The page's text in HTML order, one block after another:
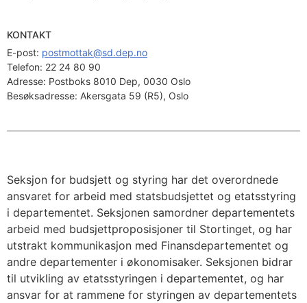
KONTAKT
E-post: postmottak@sd.dep.no
Telefon: 22 24 80 90
Adresse: Postboks 8010 Dep, 0030 Oslo
Besøksadresse: Akersgata 59 (R5), Oslo
Seksjon for budsjett og styring har det overordnede
ansvaret for arbeid med statsbudsjettet og etatsstyring
i departementet. Seksjonen samordner departementets
arbeid med budsjettproposisjoner til Stortinget, og har
utstrakt kommunikasjon med Finansdepartementet og
andre departementer i økonomisaker. Seksjonen bidrar
til utvikling av etatsstyringen i departementet, og har
ansvar for at rammene for styringen av departementets